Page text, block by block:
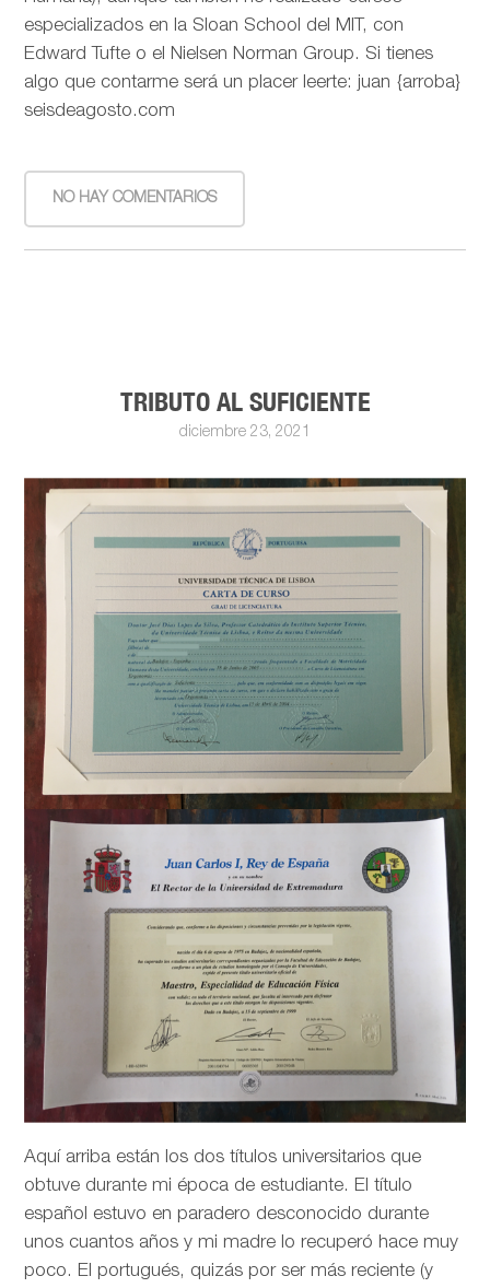
especializados en la Sloan School del MIT, con
Edward Tufte o el Nielsen Norman Group. Si tienes
algo que contarme será un placer leerte: juan {arroba}
seisdeagosto.com
NO HAY COMENTARIOS
TRIBUTO AL SUFICIENTE
diciembre 23, 2021
Aquí arriba están los dos títulos universitarios que
obtuve durante mi época de estudiante. El título
español estuvo en paradero desconocido durante
unos cuantos años y mi madre lo recuperó hace muy
poco. El portugués, quizás por ser más reciente (y